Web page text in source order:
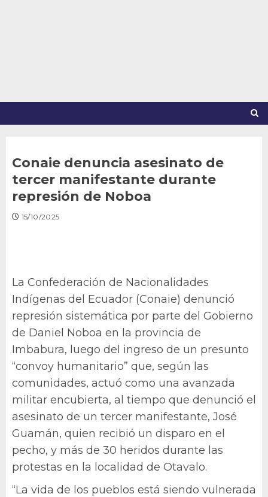
Conaie denuncia asesinato de
tercer manifestante durante
represión de Noboa
15/10/2025
La Confederación de Nacionalidades
Indígenas del Ecuador (Conaie) denunció
represión sistemática por parte del Gobierno
de Daniel Noboa en la provincia de
Imbabura, luego del ingreso de un presunto
“convoy humanitario” que, según las
comunidades, actuó como una avanzada
militar encubierta, al tiempo que denunció el
asesinato de un tercer manifestante, José
Guamán, quien recibió un disparo en el
pecho, y más de 30 heridos durante las
protestas en la localidad de Otavalo.
“La vida de los pueblos está siendo vulnerada